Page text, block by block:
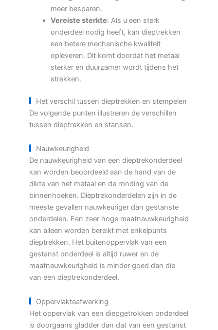
meer besparen.
Vereiste sterkte: Als u een sterk
onderdeel nodig heeft, kan dieptrekken
een betere mechanische kwaliteit
opleveren. Dit komt doordat het metaal
sterker en duurzamer wordt tijdens het
strekken.
Het verschil tussen dieptrekken en stempelen
De volgende punten illustreren de verschillen
tussen dieptrekken en stansen.
Nauwkeurigheid
De nauwkeurigheid van een dieptrekonderdeel
kan worden beoordeeld aan de hand van de
dikte van het metaal en de ronding van de
binnenhoeken. Dieptrekonderdelen zijn in de
meeste gevallen nauwkeuriger dan gestanste
onderdelen. Een zeer hoge maatnauwkeurigheid
kan alleen worden bereikt met enkelpunts
dieptrekken. Het buitenoppervlak van een
gestanst onderdeel is altijd ruwer en de
maatnauwkeurigheid is minder goed dan die
van een dieptrekonderdeel.
Oppervlakteafwerking
Het oppervlak van een diepgetrokken onderdeel
is doorgaans gladder dan dat van een gestanst